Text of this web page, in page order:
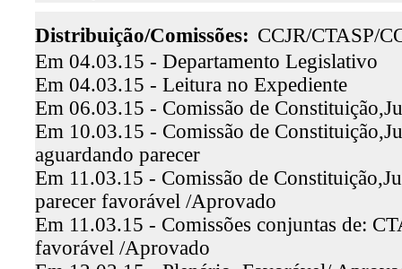
Distribuição/Comissões: CCJR/CTASP/
Em 04.03.15 - Departamento Legislativo
Em 04.03.15 - Leitura no Expediente
Em 06.03.15 - Comissão de
Em 10.03.15 - Comissão de
aguardando parecer
Em 11.03.15 - Comissão de
parecer favorável /Aprovado
Em 11.03.15 - Comissões conjuntas de:
favorável /Aprovado